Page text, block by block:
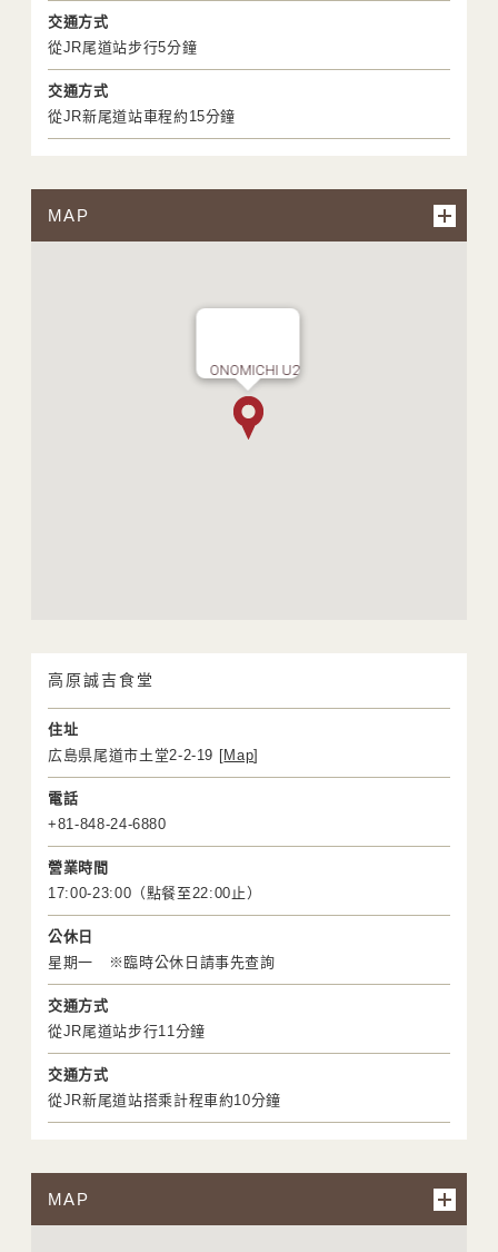
交通方式
從JR尾道站步行5分鐘
交通方式
從JR新尾道站車程約15分鐘
MAP
ONOMICHI U2
高原誠吉食堂
住址
広島県尾道市土堂2-2-19 [Map]
電話
+81-848-24-6880
營業時間
17:00-23:00（點餐至22:00止）
公休日
星期一 ※臨時公休日請事先查詢
交通方式
從JR尾道站步行11分鐘
交通方式
從JR新尾道站搭乘計程車約10分鐘
MAP